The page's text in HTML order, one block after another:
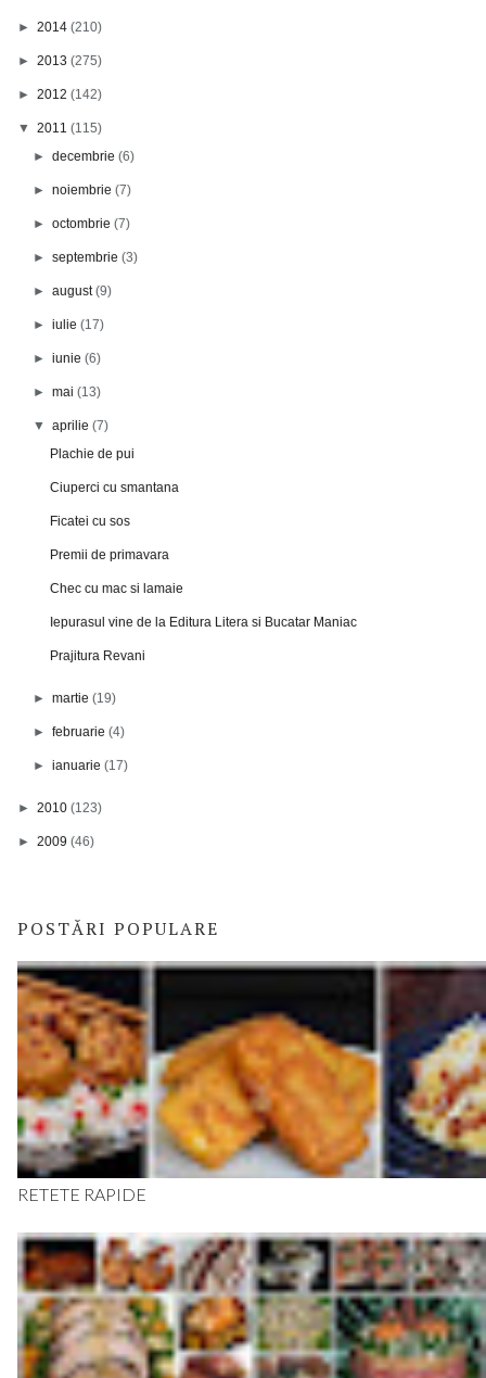
► 2014 (210)
► 2013 (275)
► 2012 (142)
▼ 2011 (115)
►decembrie(6)
►noiembrie(7)
►octombrie(7)
►septembrie(3)
►august(9)
►iulie(17)
►iunie(6)
►mai(13)
▼aprilie(7)
Plachie de pui
Ciuperci cu smantana
Ficatei cu sos
Premii de primavara
Chec cu mac si lamaie
Iepurasul vine de la Editura Litera si Bucatar Maniac
Prajitura Revani
►martie(19)
►februarie(4)
►ianuarie(17)
► 2010 (123)
► 2009 (46)
POSTĂRI POPULARE
RETETE RAPIDE